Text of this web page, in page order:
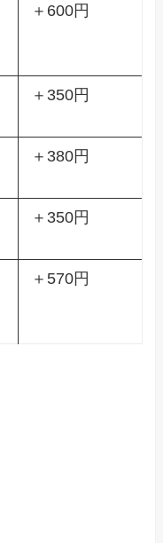
＋600円
＋350円
＋380円
＋350円
＋570円